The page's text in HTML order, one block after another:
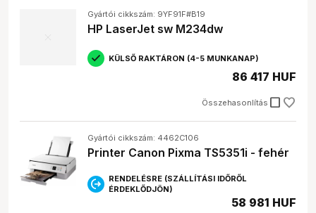
Gyártói cikkszám: 9YF91F#B19
HP LaserJet sw M234dw
KÜLSŐ RAKTÁRON (4-5 MUNKANAP)
Összehasonlítás check_box_outline_blank
86 417 HUF
Gyártói cikkszám: 4462C106
Printer Canon Pixma TS5351i - fehér
RENDELÉSRE (SZÁLLÍTÁSI IDŐRŐL
ÉRDEKLŐDJÖN)
58 981 HUF